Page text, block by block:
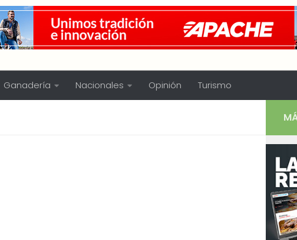
Ganadería Nacionales Opinión Turismo